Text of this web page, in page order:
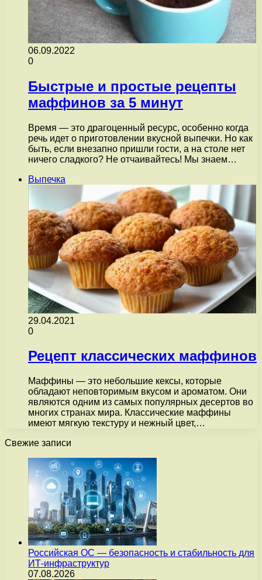
06.09.2022
0
Быстрые и простые рецепты
маффинов за 5 минут
Время — это драгоценный ресурс, особенно когда
речь идет о приготовлении вкусной выпечки. Но как
быть, если внезапно пришли гости, а на столе нет
ничего сладкого? Не отчаивайтесь! Мы знаем…
Выпечка
29.04.2021
0
Рецепт классических маффинов
Маффины — это небольшие кексы, которые
обладают неповторимым вкусом и ароматом. Они
являются одним из самых популярных десертов во
многих странах мира. Классические маффины
имеют мягкую текстуру и нежный цвет,…
Свежие записи
Российская ОС — безопасность и стабильность для
ИТ-инфраструктур
07.08.2026